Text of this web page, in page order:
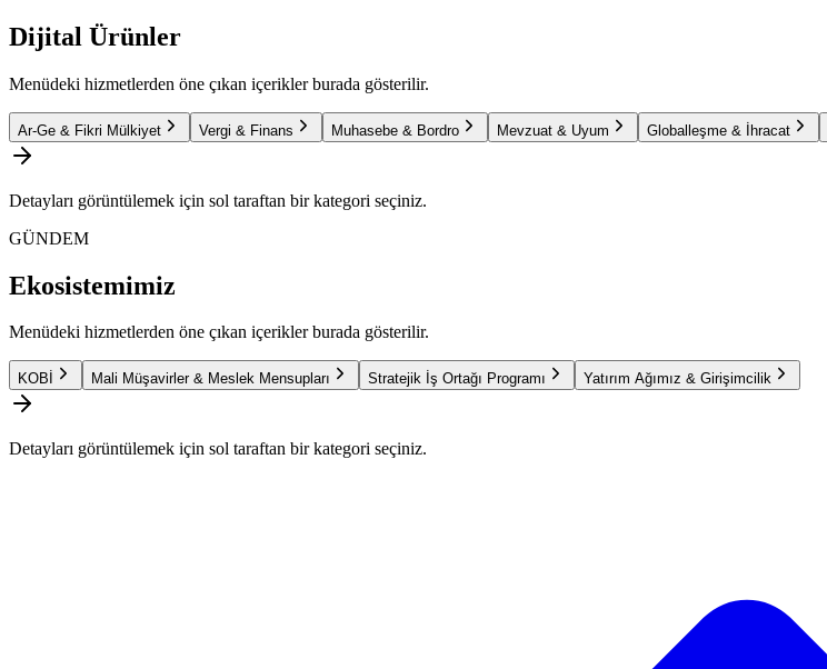
Dijital Ürünler
Menüdeki hizmetlerden öne çıkan içerikler burada gösterilir.
Ar-Ge & Fikri Mülkiyet Vergi & Finans Muhasebe & Bordro Mevzuat & Uyum Globalleşme & İhracat
Detayları görüntülemek için sol taraftan bir kategori seçiniz.
GÜNDEM
Ekosistemimiz
Menüdeki hizmetlerden öne çıkan içerikler burada gösterilir.
KOBİ Mali Müşavirler & Meslek Mensupları Stratejik İş Ortağı Programı Yatırım Ağımız & Girişimcilik
Detayları görüntülemek için sol taraftan bir kategori seçiniz.